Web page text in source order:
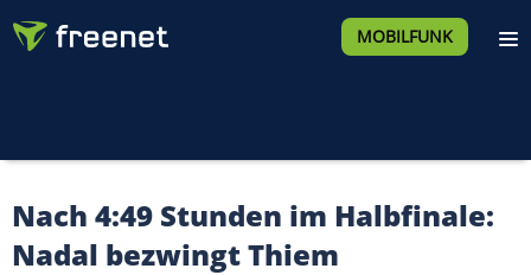
MOBILFUNK
Nach 4:49 Stunden im Halbfinale:
Nadal bezwingt Thiem